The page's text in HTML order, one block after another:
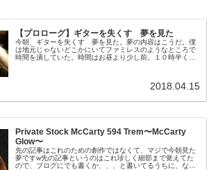
【プロローグ】ギターを失くす 夢を見た
今朝、ギターを失くす 夢を見た。夢の内容はこうだ。僕
は地元じゃないどこかにいてファミレスのようなところで
時間を潰していた。時間はお昼より少し前。１０時半くら
2018.04.15
Private Stock McCarty 594 Trem〜McCarty
Glow〜
先の記事はこれのための創作ではなくて、マジで今朝見た
夢ですw先の記事というのはこれ珍しく細部まで覚えてた
ので、ブログにでも書くか、、、と書いてるうちに、なん